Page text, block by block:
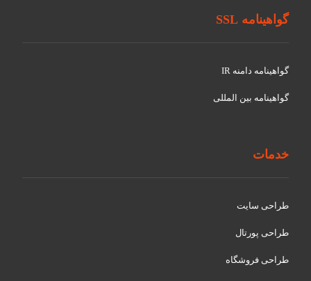
گواهینامه SSL
گواهينامه دامنه IR
گواهينامه بین المللی
خدمات
طراحی سایت
طراحی پورتال
طراحی فروشگاه